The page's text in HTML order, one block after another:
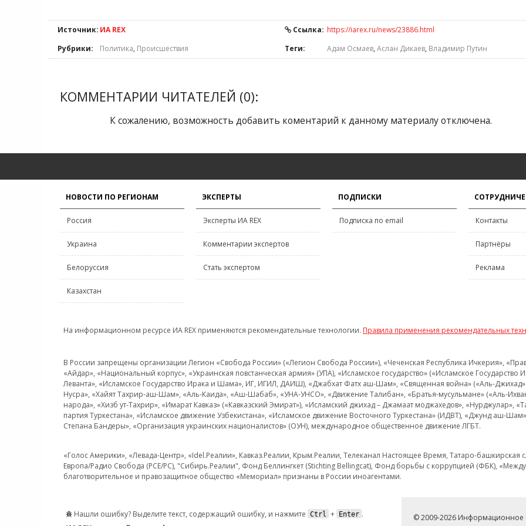
Источник: ИА REX Ссылка: https://iarex.ru/news/23886.html
Рубрики:
Политика, Происшествия Теги: Адам Осмаев, Аслан Дикаев, Владимир Путин
КОММЕНТАРИИ ЧИТАТЕЛЕЙ (0):
К сожалению, возможность добавить коментарий к данному материалу отключена.
НОВОСТИ ПО РЕГИОНАМ
Россия
Украина
Белоруссия
Казахстан
ЭКСПЕРТЫ
Эксперты ИА REX
Комментарии экспертов
Стать экспертом
ПОДПИСКИ
Подписка по email Контакты
Партнёры
Реклама
На информационном ресурсе ИА REX применяются рекомендательные технологии. Правила применения рекомендательных
В России запрещены организации Легион «Свобода России» («Легион Свобода России»), «Чеченская Республика Ичкерия»,
«Айдар», «Национальный корпус», «Украинская повстанческая армия» (УПА), «Исламское государство» («Исламское
Леванта», «Исламское Государство Ирака и Шама», ИГ, ИГИЛ, ДАИШ), «Джабхат Фатх аш-Шам», «Священная война» («Аль-Джихад»
Нусра», «Хайят Тахрир-аш-Шам», «Аль-Каида», «Аш-Шабаб», «УНА-УНСО», «Движение Талибан», «Братья-мусульмане» («Аль-
народа», «Хизб ут-Тахрир», «Имарат Кавказ» («Кавказский Эмират»), «Исламский джихад – Джамаат моджахедов», «Нурджулар»,
партия Туркестана», «Исламское движение Узбекистана», «Исламское движение Восточного Туркестана» (ИДВТ), «Джунд аш-
Степана Бандеры», «Организация украинских националистов» (ОУН), международное общественное движение ЛГБТ.
«Голос Америки», «Левада-Центр», «Idel.Реалии», Кавказ.Реалии, Крым.Реалии, Телеканал Настоящее Время, Татаро-
Европа/Радио Свобода (PCE/PC), "Сибирь.Реалии", Фонд Беллингкет (Stichting Bellingcat), Фонд борьбы с коррупцией (ФБК),
благотворительное и правозащитное общество «Мемориал» признаны в России иноагентами.
Нашли ошибку? Выделите текст, содержащий ошибку, и нажмите Ctrl + Enter .
© 2009-2026 Информационное